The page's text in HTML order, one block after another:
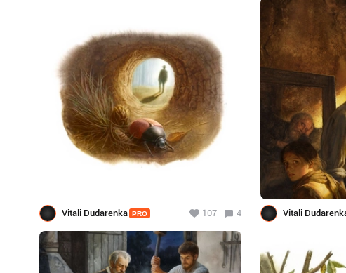
Vitali Dudarenka PRO 107 4 Vitali